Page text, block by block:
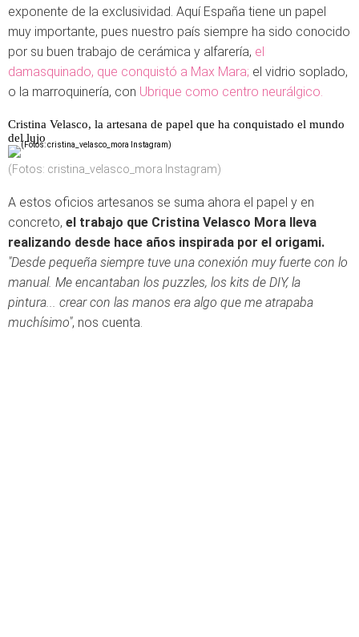
exponente de la exclusividad. Aquí España tiene un papel
muy importante, pues nuestro país siempre ha sido conocido
por su buen trabajo de cerámica y alfarería, el
damasquinado, que conquistó a Max Mara; el vidrio soplado,
o la marroquinería, con Ubrique como centro neurálgico.
Cristina Velasco, la artesana de papel que ha conquistado el mundo
del lujo
(Fotos: cristina_velasco_mora Instagram)
A estos oficios artesanos se suma ahora el papel y en
concreto, el trabajo que Cristina Velasco Mora lleva
realizando desde hace años inspirada por el origami.
"Desde pequeña siempre tuve una conexión muy fuerte con lo
manual. Me encantaban los puzzles, los kits de DIY, la
pintura... crear con las manos era algo que me atrapaba
muchísimo", nos cuenta.